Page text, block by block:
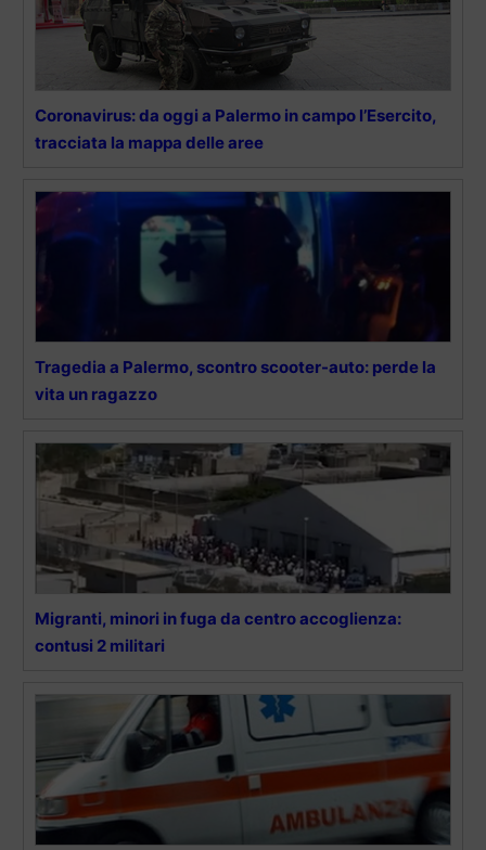
Coronavirus: da oggi a Palermo in campo l’Esercito,
tracciata la mappa delle aree
Tragedia a Palermo, scontro scooter-auto: perde la
vita un ragazzo
Migranti, minori in fuga da centro accoglienza:
contusi 2 militari